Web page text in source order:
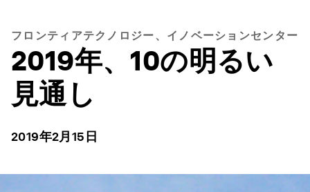
フロンティアテクノロジー、イノベーションセンター
2019年、10の明るい
見通し
2019年2月15日